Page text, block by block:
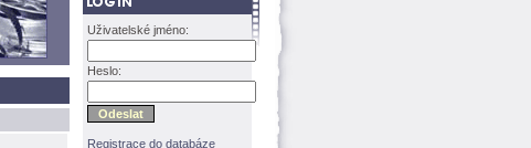
Uživatelské jméno:
Heslo:
Registrace do databáze